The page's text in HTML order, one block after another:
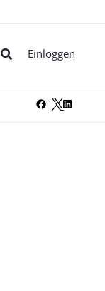
SucheEinloggen